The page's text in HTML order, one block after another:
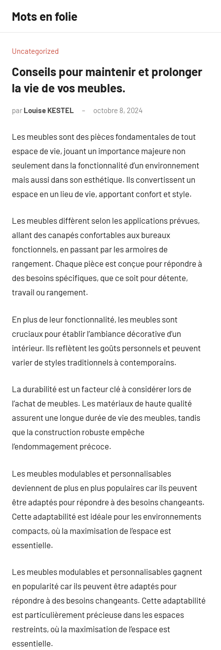
contenu
Mots en folie
Uncategorized
Conseils pour maintenir et prolonger
la vie de vos meubles.
par Louise KESTEL octobre 8, 2024
Les meubles sont des pièces fondamentales de tout
espace de vie, jouant un importance majeure non
seulement dans la fonctionnalité d’un environnement
mais aussi dans son esthétique. Ils convertissent un
espace en un lieu de vie, apportant confort et style.
Les meubles diffèrent selon les applications prévues,
allant des canapés confortables aux bureaux
fonctionnels, en passant par les armoires de
rangement. Chaque pièce est conçue pour répondre à
des besoins spécifiques, que ce soit pour détente,
travail ou rangement.
En plus de leur fonctionnalité, les meubles sont
cruciaux pour établir l’ambiance décorative d’un
intérieur. Ils reflètent les goûts personnels et peuvent
varier de styles traditionnels à contemporains.
La durabilité est un facteur clé à considérer lors de
l’achat de meubles. Les matériaux de haute qualité
assurent une longue durée de vie des meubles, tandis
que la construction robuste empêche
l’endommagement précoce.
Les meubles modulables et personnalisables
deviennent de plus en plus populaires car ils peuvent
être adaptés pour répondre à des besoins changeants.
Cette adaptabilité est idéale pour les environnements
compacts, où la maximisation de l’espace est
essentielle.
Les meubles modulables et personnalisables gagnent
en popularité car ils peuvent être adaptés pour
répondre à des besoins changeants. Cette adaptabilité
est particulièrement précieuse dans les espaces
restreints, où la maximisation de l’espace est
essentielle.